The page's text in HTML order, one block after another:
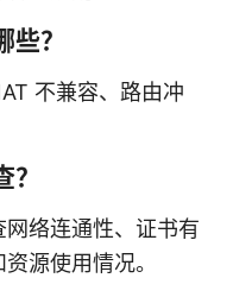
？
不兼容、路由冲
络连通性、证书有
源使用情况。